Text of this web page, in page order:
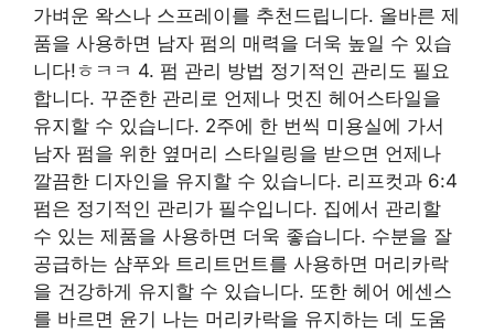
가벼운 왁스나 스프레이를 추천드립니다. 올바른 제
품을 사용하면 남자 펌의 매력을 더욱 높일 수 있습
니다!ㅎㅋㅋ 4. 펌 관리 방법 정기적인 관리도 필요
합니다. 꾸준한 관리로 언제나 멋진 헤어스타일을
유지할 수 있습니다. 2주에 한 번씩 미용실에 가서
남자 펌을 위한 옆머리 스타일링을 받으면 언제나
깔끔한 디자인을 유지할 수 있습니다. 리프컷과 6:4
펌은 정기적인 관리가 필수입니다. 집에서 관리할
수 있는 제품을 사용하면 더욱 좋습니다. 수분을 잘
공급하는 샴푸와 트리트먼트를 사용하면 머리카락
을 건강하게 유지할 수 있습니다. 또한 헤어 에센스
를 바르면 윤기 나는 머리카락을 유지하는 데 도움